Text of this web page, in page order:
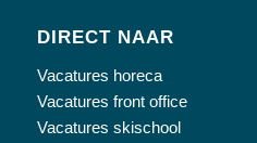
DIRECT NAAR
Vacatures horeca
Vacatures front office
Vacatures skischool